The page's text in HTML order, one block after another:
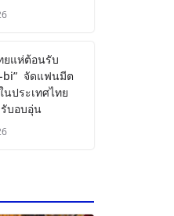
แห่ต้อนรับ
bi” จัดแฟนมีต
นประเทศไทย
บอบอุ่น